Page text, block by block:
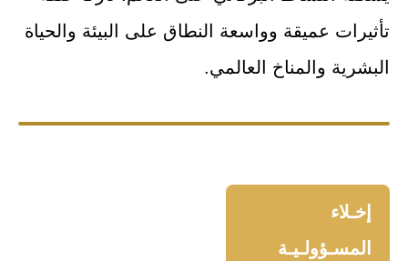
تأثيرات عميقة وواسعة النطاق على البيئة والحياة
البشرية والمناخ العالمي.
إخـلاء
المسـؤولـيـة